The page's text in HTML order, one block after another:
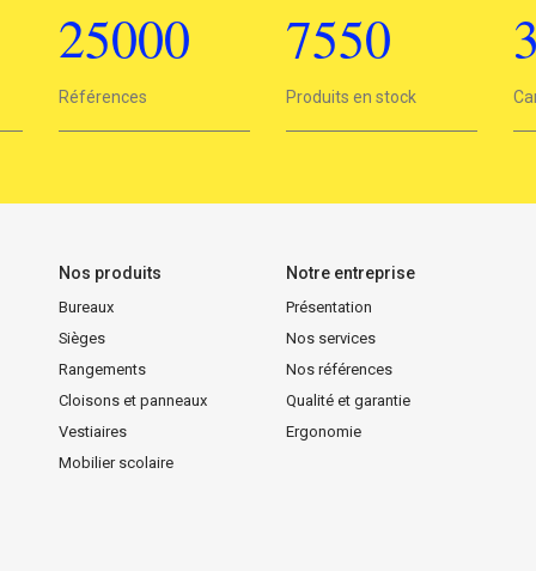
25000
25000
Références
7550
7550
Produits en stock
3
3
Nos produits
Bureaux
Sièges
Rangements
Cloisons et panneaux
Vestiaires
Mobilier scolaire
Notre entreprise
Présentation
Nos services
Nos références
Qualité et garantie
Ergonomie